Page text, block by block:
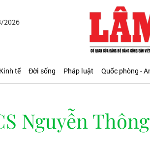
2026
Kinh tế Đời sống Pháp luật Quốc phòng -
Nguyễn Thông